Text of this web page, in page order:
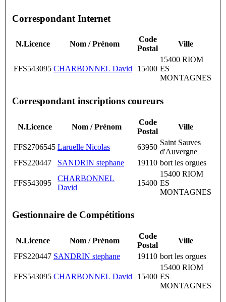
Correspondant Internet
N.Licence Nom / Prénom
Code
Postal
Ville
FFS543095 CHARBONNEL David 15400
15400 RIOM
ES
MONTAGNES
Correspondant inscriptions coureurs
N.Licence Nom / Prénom
Code
Postal
Ville
FFS2706545 Laruelle Nicolas 63950
Saint Sauves
d'Auvergne
FFS220447
SANDRIN stephane 19110 bort les orgues
FFS543095
CHARBONNEL
David
15400
15400 RIOM
ES
MONTAGNES
Gestionnaire de Compétitions
N.Licence Nom / Prénom
Code
Postal
Ville
FFS220447 SANDRIN stephane 19110 bort les orgues
FFS543095 CHARBONNEL David 15400
15400 RIOM
ES
MONTAGNES